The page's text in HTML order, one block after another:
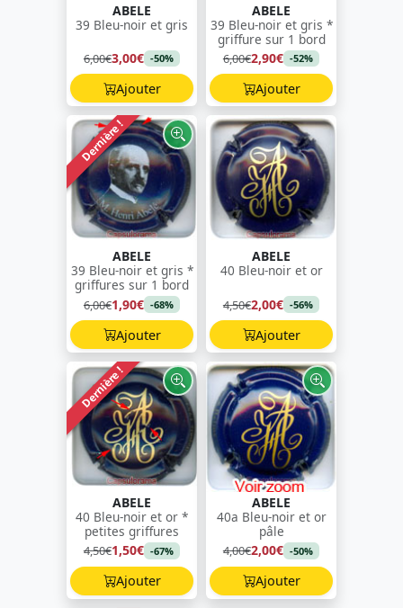
ABELE
39 Bleu-noir et gris
6,00€3,00€ -50%
Ajouter
ABELE
39 Bleu-noir et gris *
griffure sur 1 bord
6,00€2,90€ -52%
Ajouter
Dernière !
ABELE
39 Bleu-noir et gris *
griffures sur 1 bord
6,00€1,90€ -68%
Ajouter
ABELE
40 Bleu-noir et or
4,50€2,00€ -56%
Ajouter
Dernière !
ABELE
40 Bleu-noir et or *
petites griffures
4,50€1,50€ -67%
Ajouter
ABELE
40a Bleu-noir et or
pâle
4,00€2,00€ -50%
Ajouter